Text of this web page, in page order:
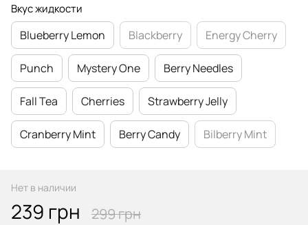
Вкус жидкости
Blueberry Lemon Blackberry Energy Cherry
Punch Mystery One Berry Needles
Fall Tea Cherries Strawberry Jelly
Cranberry Mint Berry Candy Bilberry Mint
Нет в наличии
239 грн 299 грн